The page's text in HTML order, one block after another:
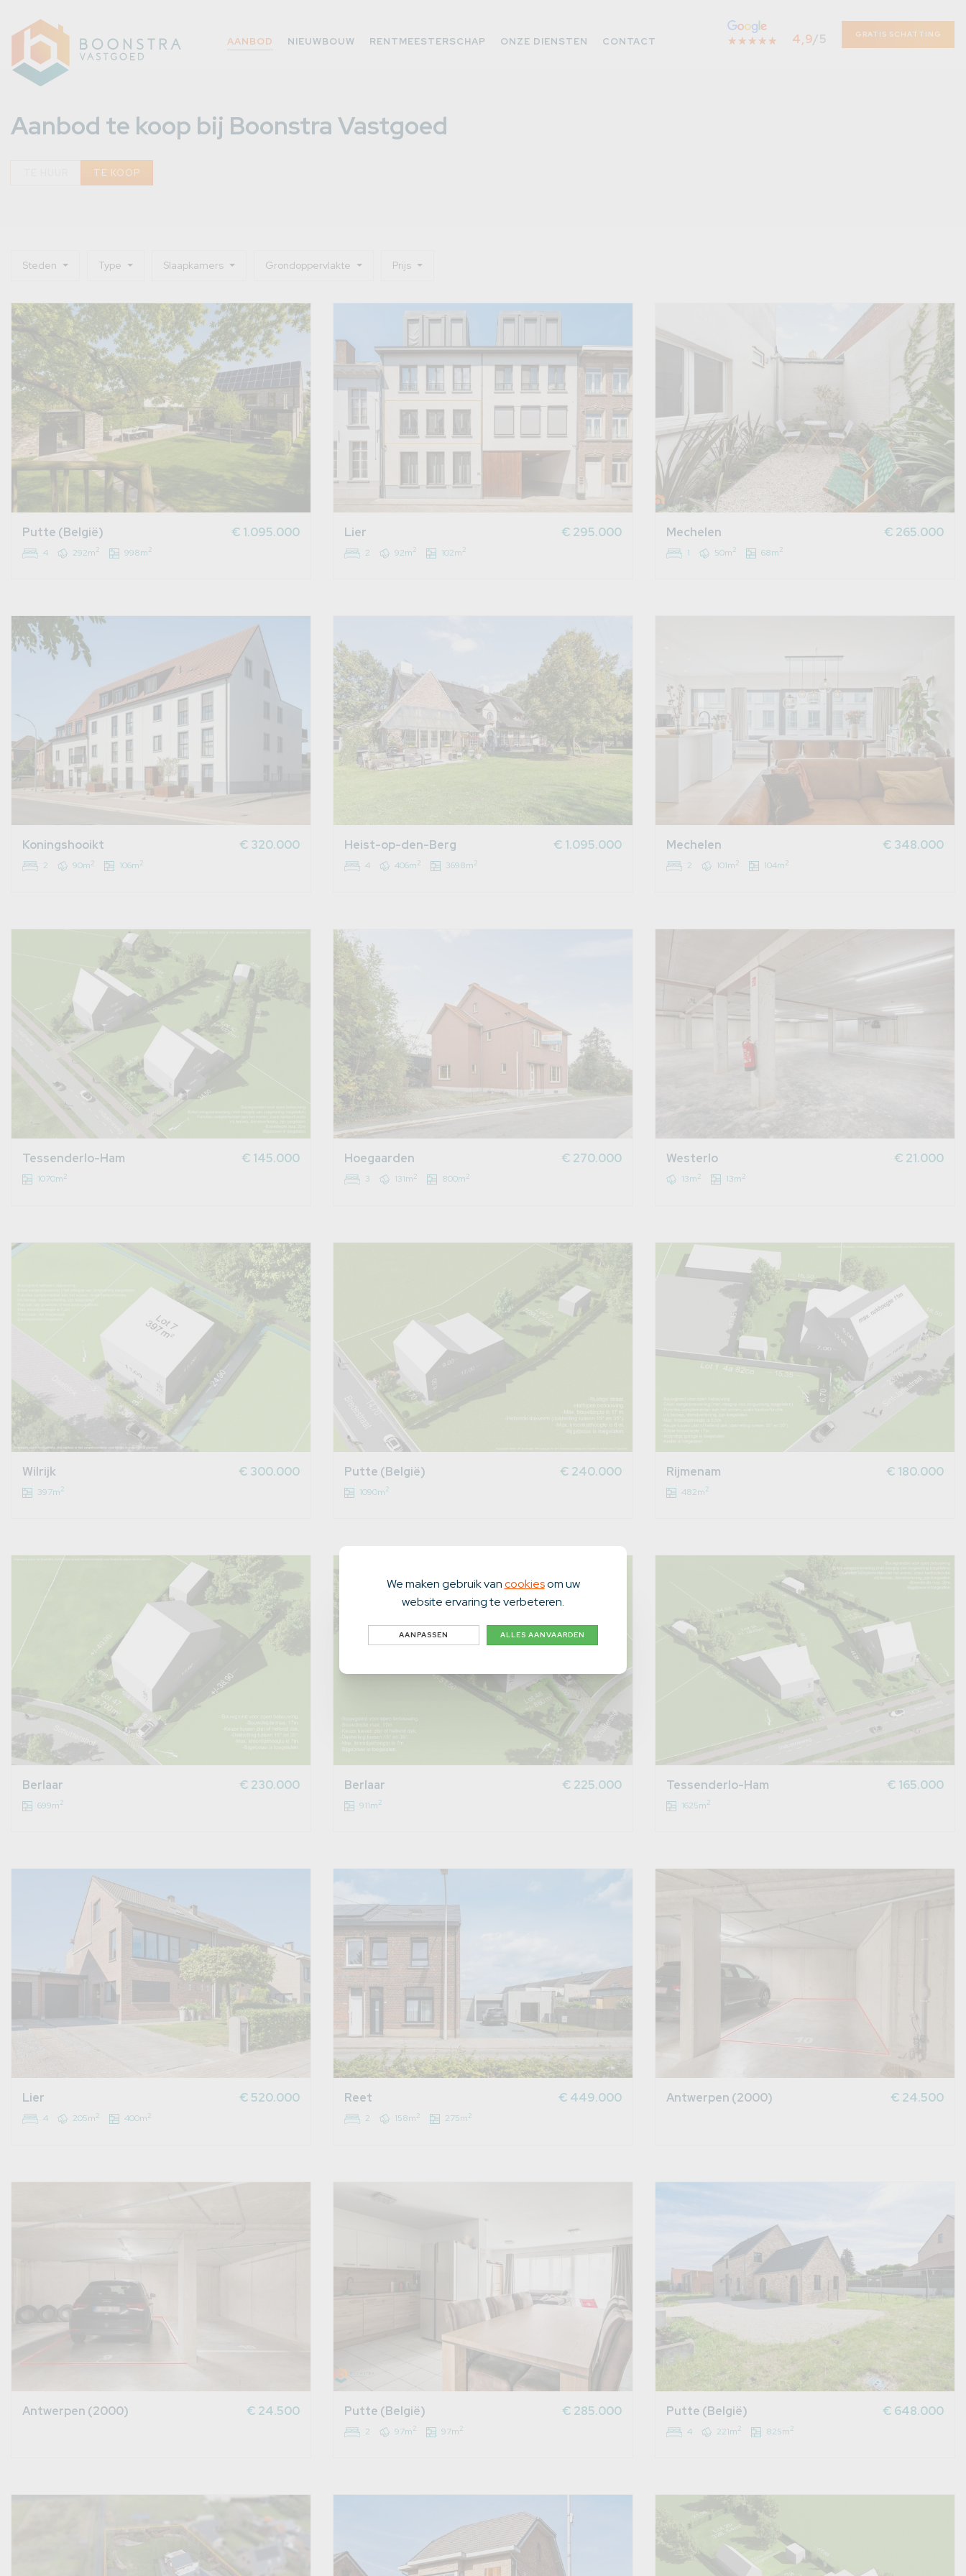
AANBOD NIEUWBOUW RENTMEESTERSCHAP ONZE DIENSTEN CONTACT ☆☆☆☆☆
★★★★★ 4,9/5 GRATIS SCHATTING
Aanbod te koop bij Boonstra Vastgoed
TE KOOP
Steden Type Slaapkamers Grondoppervlakte Prijs
Putte (België) € 1.095.000
4 292m2 998m2
Lier € 295.000
2 92m2 102m2
Mechelen € 265.000
1 50m2 68m2
Koningshooikt € 320.000
2 90m2 106m2
Heist-op-den-Berg € 1.095.000
4 406m2 3698m2
Mechelen € 348.000
2 101m2 104m2
Tessenderlo-Ham € 145.000
1070m2
Hoegaarden € 270.000
3 131m2 800m2
Westerlo € 21.000
13m2 13m2
Wilrijk € 300.000
397m2
Putte (België) € 240.000
1090m2
Rijmenam € 180.000
482m2
Berlaar € 230.000
699m2
Berlaar € 225.000
911m2
Tessenderlo-Ham € 165.000
1625m2
Lier € 520.000
4 205m2 400m2
Reet € 449.000
2 158m2 275m2
Antwerpen (2000) € 24.500
Antwerpen (2000) € 24.500 Putte (België) € 285.000
2 97m2 97m2
Putte (België) € 648.000
4 221m2 825m2
We maken gebruik vancookiesom uw
website ervaring te verbeteren.
AANPASSEN ALLES AANVAARDEN